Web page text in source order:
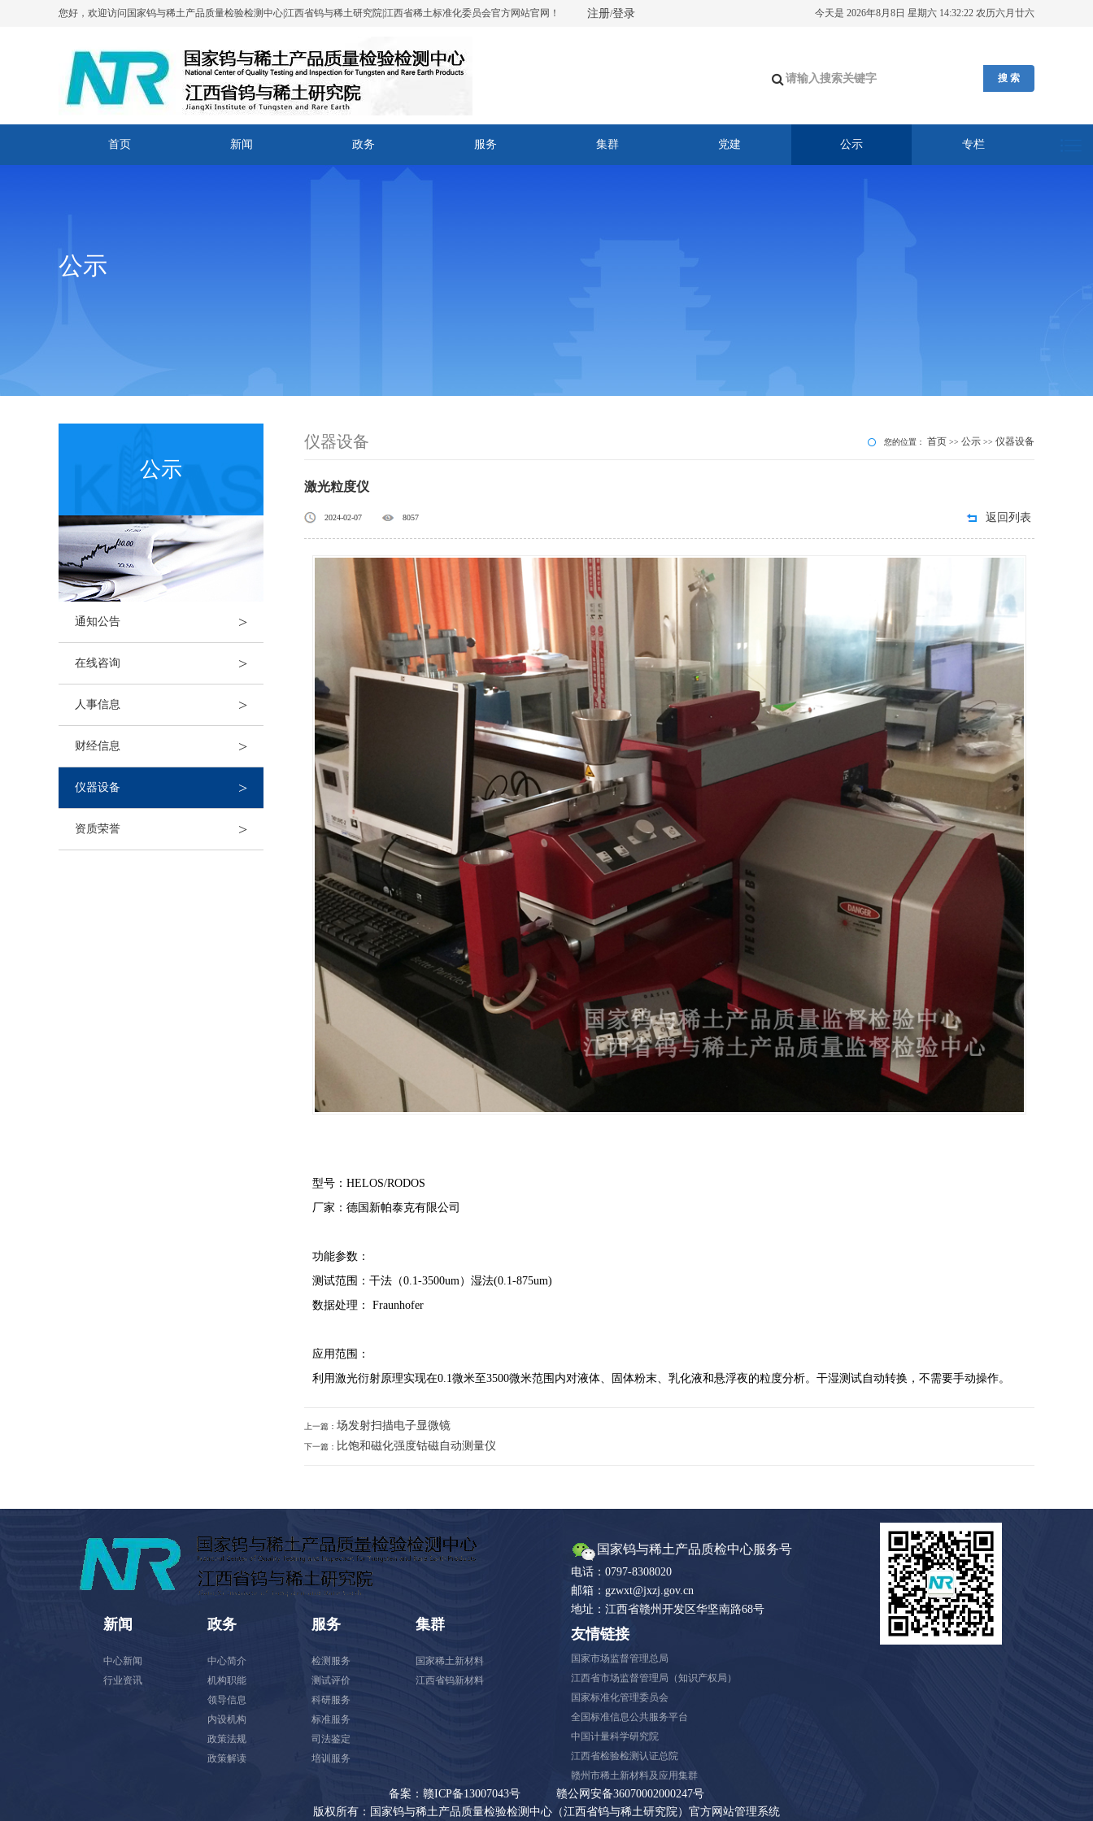
您好，欢迎访问国家钨与稀土产品质量检验检测中心|江西省钨与稀土研究院|江西省稀土标准化委员会官方网站官网！ 注册/登录 今天是 2026年8月8日 星期六 14:32:23 农历六月廿六
搜 索
首页 新闻 政务 服务 集群 党建 公示 专栏
公示
公示
通知公告 >
在线咨询 >
人事信息 >
财经信息 >
仪器设备 >
资质荣誉 >
仪器设备 您的位置： 首页 >> 公示 >> 仪器设备
激光粒度仪
2024-02-07 8057 返回列表
型号：HELOS/RODOS
厂家：德国新帕泰克有限公司
功能参数：
测试范围：干法（0.1-3500um）湿法(0.1-875um)
数据处理： Fraunhofer
应用范围：
利用激光衍射原理实现在0.1微米至3500微米范围内对液体、固体粉末、乳化液和悬浮夜的粒度分析。干湿测试自动转换，不需要手动操作。
上一篇： 场发射扫描电子显微镜
下一篇： 比饱和磁化强度钴磁自动测量仪
新闻
中心新闻
行业资讯
政务
中心简介
机构职能
领导信息
内设机构
政策法规
政策解读
服务
检测服务
测试评价
科研服务
标准服务
司法鉴定
培训服务
集群
国家稀土新材料
江西省钨新材料
国家钨与稀土产品质检中心服务号
电话：0797-8308020
邮箱：gzwxt@jxzj.gov.cn
地址：江西省赣州开发区华坚南路68号
友情链接
国家市场监督管理总局
江西省市场监督管理局（知识产权局）
国家标准化管理委员会
全国标准信息公共服务平台
中国计量科学研究院
江西省检验检测认证总院
赣州市稀土新材料及应用集群
备案：赣ICP备13007043号
赣公网安备36070002000247号
版权所有：国家钨与稀土产品质量检验检测中心（江西省钨与稀土研究院）官方网站管理系统